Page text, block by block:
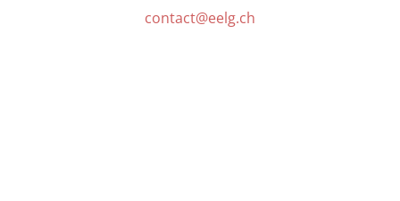
contact@eelg.ch